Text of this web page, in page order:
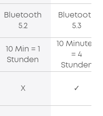
Bluetooth
5.2
Bluetooth
5.3
10 Min = 1
Stunden
10 Minuten
= 4
Stunden
X ✓